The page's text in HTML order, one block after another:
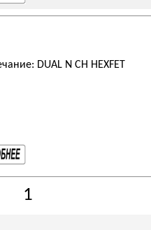
DUAL N CH HEXFET
1